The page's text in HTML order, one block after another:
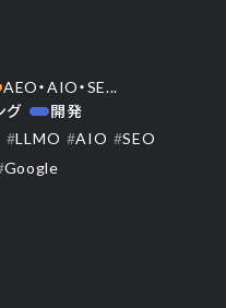
AEO・AIO・SE...
グ
開発
#LLMO #AIO #SEO
Google